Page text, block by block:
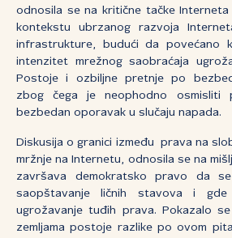
odnosila se na kritične tačke
kontekstu ubrzanog razvoja
infrastrukture, budući da povećano
intenzitet mrežnog saobraćaja
Postoje i ozbiljne pretnje po
zbog čega je neophodno
bezbedan oporavak u slučaju napada.
Diskusija o granici između prava na
mržnje na Internetu, odnosila se na
završava demokratsko pravo da
saopštavanje ličnih stavova i
ugrožavanje tuđih prava. Pokazalo
zemljama postoje razlike po ovom